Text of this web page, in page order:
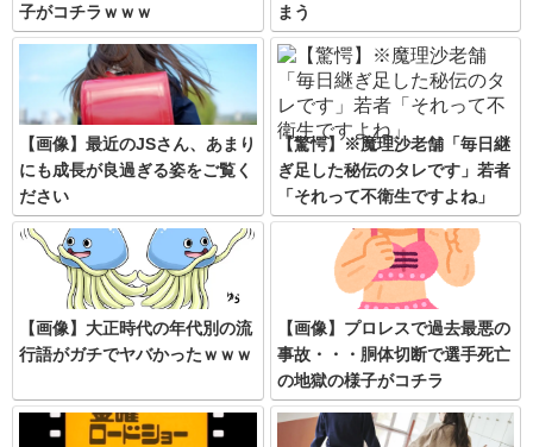
子がコチラｗｗｗ
まう
【画像】最近のJSさん、あまり
にも成長が良過ぎる姿をご覧く
ださい
【驚愕】※魔理沙老舗「毎日継
ぎ足した秘伝のタレです」若者
「それって不衛生ですよね」
【画像】大正時代の年代別の流
行語がガチでヤバかったｗｗｗ
【画像】プロレスで過去最悪の
事故・・・胴体切断で選手死亡
の地獄の様子がコチラ